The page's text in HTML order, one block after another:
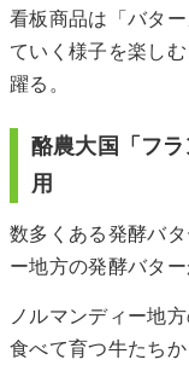
看板商品は「バタ
ていく様子を楽し
躍る。
酪農大国「フ
用
数多くある発酵バ
ー地方の発酵バター
ノルマンディー地
食べて育つ牛たち